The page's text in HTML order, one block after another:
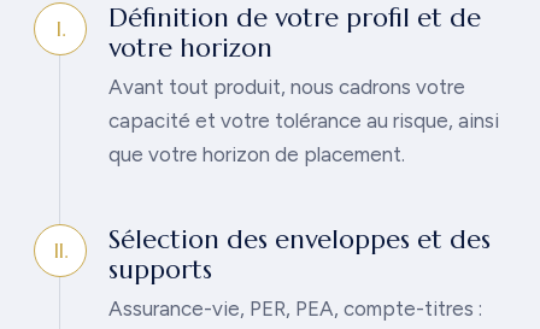
I.
Définition de votre profil et de
votre horizon
Avant tout produit, nous cadrons votre
capacité et votre tolérance au risque, ainsi
que votre horizon de placement.
II.
Sélection des enveloppes et des
supports
Assurance-vie, PER, PEA, compte-titres :